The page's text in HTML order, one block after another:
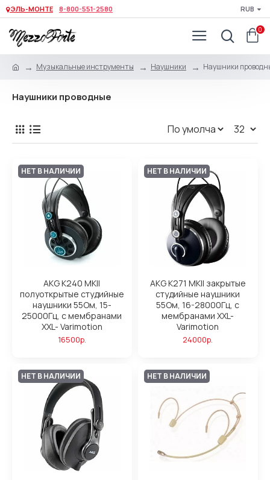
ЭЛЬ-МОНТЕ 8-800-551-2580 RUB
0
Музыкальные инструменты Наушники Наушники
Наушники проводные
НЕТ В НАЛИЧИИ
AKG K240 MKII
полуоткрытые студийные
наушники 55Ом, 15-
25000Гц, с мембранами
XXL- Varimotion
16500р.
НЕТ В НАЛИЧИИ
AKG K271 MKII закрытые
студийные наушники
55Ом, 16-28000Гц, с
мембранами XXL-
Varimotion
24000р.
НЕТ В НАЛИЧИИ НЕТ В НАЛИЧИИ